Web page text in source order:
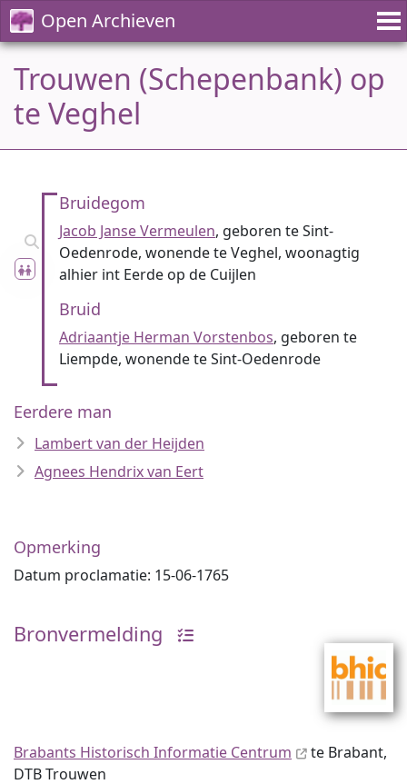
Open Archieven
Trouwen (Schepenbank) op
te Veghel
Bruidegom
Jacob Janse Vermeulen, geboren te Sint-
Oedenrode, wonende te Veghel, woonagtig
alhier int Eerde op de Cuijlen
Bruid
Adriaantje Herman Vorstenbos, geboren te
Liempde, wonende te Sint-Oedenrode
Eerdere man
Lambert van der Heijden
Agnees Hendrix van Eert
Opmerking
Datum proclamatie: 15-06-1765
Bronvermelding
Brabants Historisch Informatie Centrum
te Brabant,
DTB Trouwen